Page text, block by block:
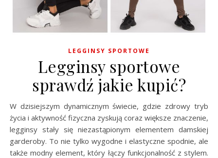
LEGGINSY SPORTOWE
Legginsy sportowe
sprawdź jakie kupić?
W dzisiejszym dynamicznym świecie, gdzie zdrowy tryb
życia i aktywność fizyczna zyskują coraz większe znaczenie,
legginsy stały się niezastąpionym elementem damskiej
garderoby. To nie tylko wygodne i elastyczne spodnie, ale
także modny element, który łączy funkcjonalność z stylem.